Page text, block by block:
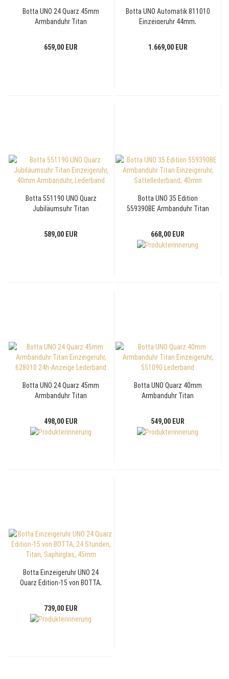
Botta UNO 24 Quarz 45mm
Armbanduhr Titan
659,00 EUR
Botta UNO Automatik 811010
Einzeigeruhr 44mm,
1.669,00 EUR
Botta 551190 UNO Quarz
Jubiläumsuhr Titan
589,00 EUR
Botta UNO 35 Edition
559390BE Armbanduhr Titan
668,00 EUR
Botta UNO 24 Quarz 45mm
Armbanduhr Titan
498,00 EUR
Botta UNO Quarz 40mm
Armbanduhr Titan
549,00 EUR
Botta Einzeigeruhr UNO 24
Quarz Edition-15 von BOTTA,
739,00 EUR